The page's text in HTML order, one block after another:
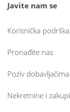
Javite nam se
Korisnička podrška
Pronađite nas
Poziv dobavljačima
Nekretnine i zakupi